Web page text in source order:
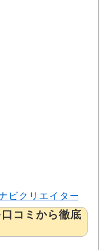
ビクリエイター
コミから徹底